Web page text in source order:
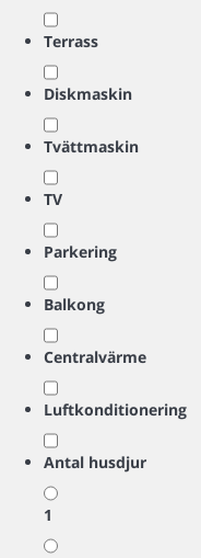
Terrass
Diskmaskin
Tvättmaskin
TV
Parkering
Balkong
Centralvärme
Luftkonditionering
Antal husdjur
1